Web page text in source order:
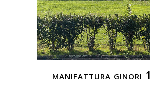
manifattura ginori